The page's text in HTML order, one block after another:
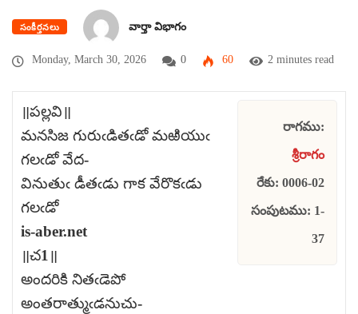
సంకీర్తనలు వార్తా విభాగం
Monday, March 30, 2026 0 60 2 minutes read
॥పల్లవి॥
మనసిజ గురుఁడితఁడో మఱియుఁ
గలఁడో వేద-
వినుతుఁ డీతఁడు గాక వేరొకఁడు
గలఁడో
is-aber.net
॥చ1॥
అందరికి నితఁడెపో
అంతరాత్ముఁడనుచు-
రాగము:
శ్రీరాగం
రేకు: 0006-02
సంపుటము: 1-
37